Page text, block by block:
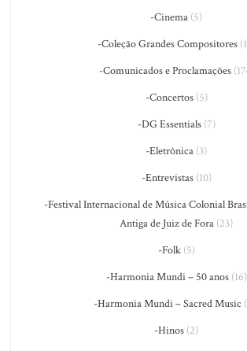
-Cinema (5)
-Coleção Grandes Compositores
-Comunicados e Proclamações
-Concertos(5)
-DG Essentials(7)
-Eletrônica (3)
-Entrevistas(10)
-Festival Internacional de Música Colonial
Antiga de Juiz de Fora (23)
-Folk(5)
-Harmonia Mundi – 50 anos(16)
-Harmonia Mundi – Sacred Music
-Hinos (2)